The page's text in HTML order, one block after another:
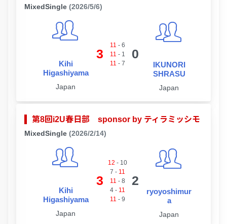
MixedSingle (2026/5/6)
Kihi
Higashiyama
Japan
3
11 - 6
11 - 1
11 - 7
0
IKUNORI
SHRASU
Japan
第8回i2U春日部 sponsor by ティラミッシモ
MixedSingle (2026/2/14)
Kihi
Higashiyama
Japan
3
12 - 10
7 - 11
11 - 8
4- 11
11 - 9
2
ryoyoshimur
a
Japan